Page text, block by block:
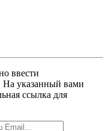
ввести
На указанный вами
ссылка для